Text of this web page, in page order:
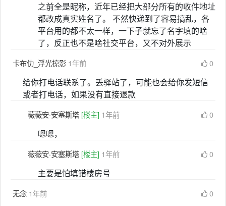
之前全是昵称，近年已经把大部分所有的收件地址
都改成真实姓名了。 不然快递到了容易搞乱，各
平台用的都不太一样，一下子就忘了名字填的啥
了，反正也不是啥社交平台，又不对外展示
卡布仂_浮光掠影 1年前 0
给你打电话联系了。丢驿站了，可能也会给你发短信
或者打电话，如果没有直接退款
薇薇安·安塞斯塔 [楼主] 1年前 0
嗯嗯，
薇薇安·安塞斯塔 [楼主] 1年前 0
主要是怕填错楼房号
无念 1年前 0